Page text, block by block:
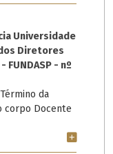
Universidade
Diretores
FUNDASP - nº
da
corpo Docente